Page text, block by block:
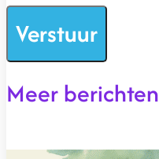
Verstuur
Meer berichten